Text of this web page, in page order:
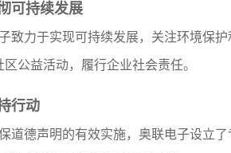
可持续发展
致力于实现可持续发展，关注环境保
区公益活动，履行企业社会责任。
行动
道德声明的有效实施，奥联电子设立